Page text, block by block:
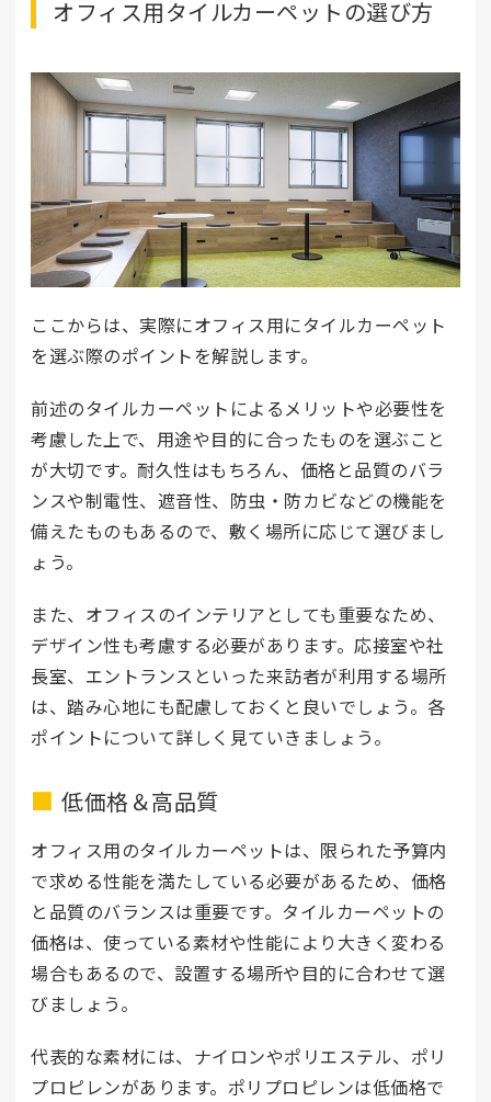
オフィス用タイルカーペットの選び方
ここからは、実際にオフィス用にタイルカーペット
を選ぶ際のポイントを解説します。
前述のタイルカーペットによるメリットや必要性を
考慮した上で、用途や目的に合ったものを選ぶこと
が大切です。耐久性はもちろん、価格と品質のバラ
ンスや制電性、遮音性、防虫・防カビなどの機能を
備えたものもあるので、敷く場所に応じて選びまし
ょう。
また、オフィスのインテリアとしても重要なため、
デザイン性も考慮する必要があります。応接室や社
長室、エントランスといった来訪者が利用する場所
は、踏み心地にも配慮しておくと良いでしょう。各
ポイントについて詳しく見ていきましょう。
低価格＆高品質
オフィス用のタイルカーペットは、限られた予算内
で求める性能を満たしている必要があるため、価格
と品質のバランスは重要です。タイルカーペットの
価格は、使っている素材や性能により大きく変わる
場合もあるので、設置する場所や目的に合わせて選
びましょう。
代表的な素材には、ナイロンやポリエステル、ポリ
プロピレンがあります。ポリプロピレンは低価格で